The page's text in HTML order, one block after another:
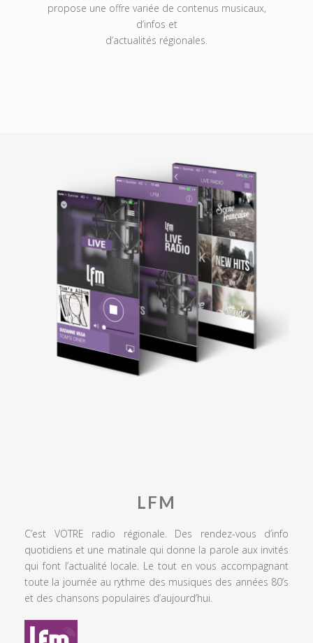
propose une offre variée de contenus musicaux,
d’infos et
d’actualités régionales.
LFM
C’est VOTRE radio régionale. Des rendez-vous d’info
quotidiens et une matinale qui donne la parole aux invités
qui font l’actualité locale. Le tout en vous accompagnant
toute la journée au rythme des musiques des années 80’s
et des chansons populaires d’aujourd’hui.